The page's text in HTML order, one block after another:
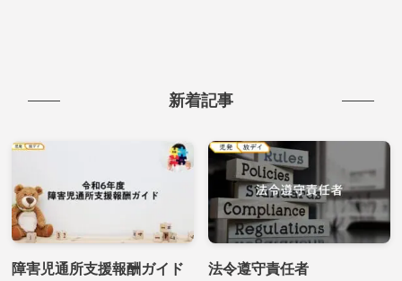
新着記事
障害児通所支援報酬ガイド
法令遵守責任者